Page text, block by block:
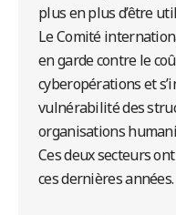
plus en plus d’être
Le Comité
en garde contre le
cyberopérations et
vulnérabilité des
organisations
Ces deux secteurs
ces dernières années.